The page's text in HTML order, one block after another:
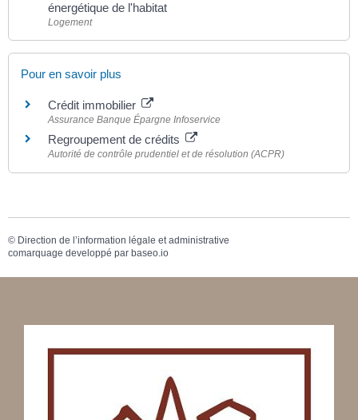
énergétique de l'habitat
Logement
Pour en savoir plus
Crédit immobilier
Assurance Banque Épargne Infoservice
Regroupement de crédits
Autorité de contrôle prudentiel et de résolution (ACPR)
© Direction de l’information légale et administrative
comarquage developpé par baseo.io